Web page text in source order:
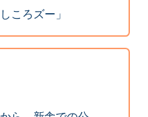
ころズー」